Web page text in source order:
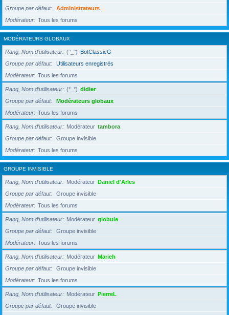
Groupe par défaut
Administrateurs
Modérateur
Tous les forums
MODÉRATEURS GLOBAUX
Rang, Nom d’utilisateur (°_°) BotClassicG
Groupe par défaut
Utilisateurs enregistrés
Modérateur
Tous les forums
Rang, Nom d’utilisateur (°_°) didier
Groupe par défaut
Modérateurs globaux
Modérateur
Tous les forums
Rang, Nom d’utilisateur Modérateur tambora
Groupe par défaut
Groupe invisible
Modérateur
Tous les forums
GROUPE INVISIBLE
Rang, Nom d’utilisateur Modérateur Daniel d'Arles
Groupe par défaut
Groupe invisible
Modérateur
Tous les forums
Rang, Nom d’utilisateur Modérateur globule
Groupe par défaut
Groupe invisible
Modérateur
Tous les forums
Rang, Nom d’utilisateur Modérateur Marieh
Groupe par défaut
Groupe invisible
Modérateur
Tous les forums
Rang, Nom d’utilisateur Modérateur PierreL
Groupe par défaut
Groupe invisible